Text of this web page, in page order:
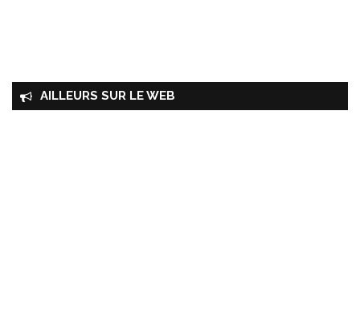
AILLEURS SUR LE WEB